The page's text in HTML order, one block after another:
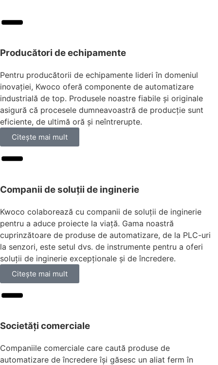
Producători de echipamente
Pentru producătorii de echipamente lideri în domeniul
inovației, Kwoco oferă componente de automatizare
industrială de top. Produsele noastre fiabile și originale
asigură că procesele dumneavoastră de producție sunt
eficiente, de ultimă oră și neîntrerupte.
Citeşte mai mult
Companii de soluții de inginerie
Kwoco colaborează cu companii de soluții de inginerie
pentru a aduce proiecte la viață. Gama noastră
cuprinzătoare de produse de automatizare, de la PLC-uri
la senzori, este setul dvs. de instrumente pentru a oferi
soluții de inginerie excepționale și de încredere.
Citeşte mai mult
Societăți comerciale
Companiile comerciale care caută produse de
automatizare de încredere își găsesc un aliat ferm în